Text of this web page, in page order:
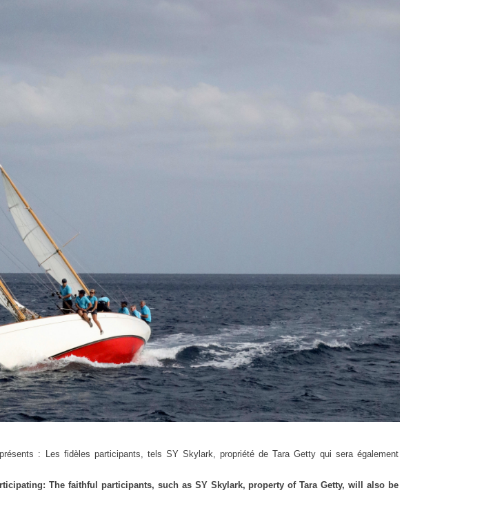
: Les fidèles participants, tels SY Skylark, propriété de Tara Getty qui sera également
The faithful participants, such as SY Skylark, property of Tara Getty, will also be